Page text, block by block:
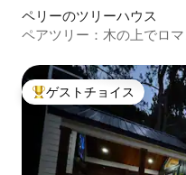
ペリーのツリーハウス
ペアツリー：木の上でロ
大好評のゲストチョイス
ゲストチョイス